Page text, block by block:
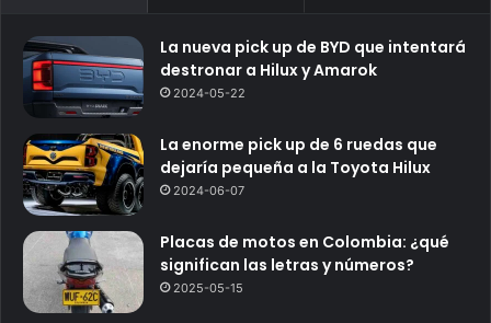
La nueva pick up de BYD que intentará
destronar a Hilux y Amarok
2024-05-22
La enorme pick up de 6 ruedas que
dejaría pequeña a la Toyota Hilux
2024-06-07
Placas de motos en Colombia: ¿qué
significan las letras y números?
2025-05-15